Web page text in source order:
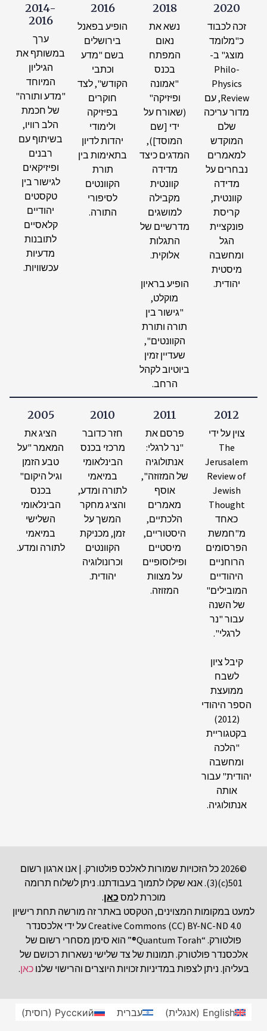
2020
זכה לכבוד
כ"מלומד
מוצג" ב-
Philo-
Physics
Review, עם
מדור עריכה
שלם
המוקדש
למאמרים
נבחרים על
מדידה
קוונטית,
קריסת
פונקציית
הגל
ומחשבה
מיסטית
יהודית.
2018
נשא את
נאום
המפתח
בכנס
"אמונה
ופיזיקה"
(שאורח על
ידי [שם
המוסד]),
המדגים כיצד
מדידה
קוונטית
מקבילה
למושגים
מדרשיים של
התגלות
אלוקית.
הופיע בראיון
מוקלט,
"גישור בין
תורה ותורת
הקוונטים",
שעדיין זמין
ביוטיוב לקהל
הרחב.
2016
הופיע בפאנל
בירושלים
בשם "מדע
וכתבי
הקודש", לצד
חוקרים
בפיזיקה
ולימודי
יהדות לדיון
בתאימות בין
תורת
הקוונטים
לסיפורי
התורה.
2014-
2016
ערך
במשותף את
הגיליון
המיוחד
"מדע ותורה"
של חכמת
הלב רוויו,
בשיתוף עם
רבנים
ופיזיקאים
לגישור בין
טקסטים
יהודיים
קלאסיים
לתובנות
מדעיות
עכשוויות.
2012
צוין על ידי
The
Jerusalem
Review of
Jewish
Thought
כאחד
מ"חמשת
הפרסומים
הרוחניים
היהודיים
המובילים"
של השנה
עבור "נר
לרגלי".
קיבל ציון
לשבח
ממועצת
הספר היהודי
(2012)
בקטגוריית
"הלכה
ומחשבה
יהודית" עבור
אותה
אנתולוגיה.
2011
פרסם את
"נר לרגלי:
אנתולוגיה
של המזוזה",
אוסף
מאמרים
הלכתיים,
היסטוריים,
מיסטיים
ופילוסופיים
על מצוות
המזוזה.
2010
חזר כדובר
מרכזי בכנס
הבינלאומי
במיאמי
לתורה ומדע,
והציג מחקר
המשך על
זמן, מכניקת
הקוונטים
וכרונולוגיה
יהודית.
2005
הציג את
המאמר "על
טבע הזמן
וגיל היקום"
בכנס
הבינלאומי
השלישי
במיאמי
לתורה ומדע.
©2026 כל הזכויות שמורות לאלכס פולטורק. | אנו ארגון רשום
501(c)(3). אנא שקלו לתמוך בעבודתנו. ניתן לשלוח תרומה
מוכרת למס כאן.
למעט במקומות המצוינים, הטקסט באתר זה מורשה תחת רישיון
Creative Commons (CC) BY-NC-ND 4.0 על ידי אלכסנדר
פולטורק. “Quantum Torah®” הוא סימן מסחרי רשום של
אלכסנדר פולטורק. תמונות של צד שלישי נשארות רכושם של
בעליהן. ניתן לצפות במדיניות זכויות היוצרים והרישוי שלנוכאן.
English
(אנגלית) עברית Русский
(רוסית)